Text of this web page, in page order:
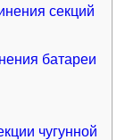
секций
батареи
чугунной